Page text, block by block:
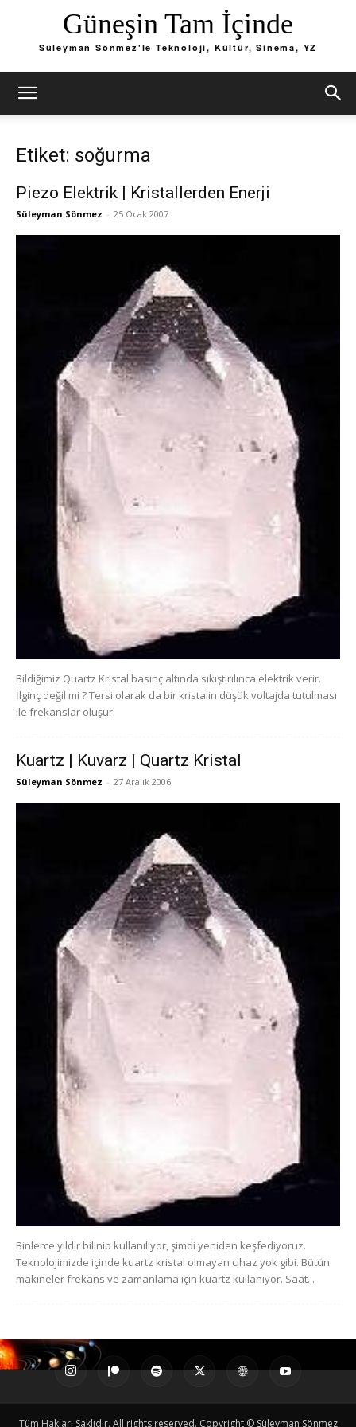
Güneşin Tam İçinde
Süleyman Sönmez'le Teknoloji, Kültür, Sinema, YZ
Etiket: soğurma
Piezo Elektrik | Kristallerden Enerji
Süleyman Sönmez - 25 Ocak 2007
Bildiğimiz Quartz Kristal basınç altında sıkıştırılınca elektrik verir.
İlginç değil mi ? Tersi olarak da bir kristalin düşük voltajda tutulması
ile frekanslar oluşur.
Kuartz | Kuvarz | Quartz Kristal
Süleyman Sönmez - 27 Aralık 2006
Binlerce yıldır bilinip kullanılıyor, şimdi yeniden keşfediyoruz.
Teknolojimizde içinde kuartz kristal olmayan cihaz yok gibi. Bütün
makineler frekans ve zamanlama için kuartz kullanıyor. Saat...
Tüm Hakları Saklıdır. All rights reserved. Copyright © Süleyman Sönmez